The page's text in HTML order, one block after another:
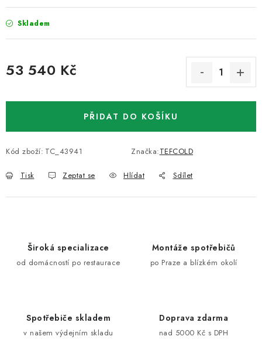
Skladem
53 540 Kč
PŘIDAT DO KOŠÍKU
Kód zboží: TC_43941 Značka:TEFCOLD
Tisk Zeptat se Hlídat Sdílet
Široká specializace
od domácností po restaurace
Montáže spotřebičů
po Praze a blízkém okolí
Spotřebiče skladem
v našem výdejním skladu
Doprava zdarma
nad 5000 Kč s DPH